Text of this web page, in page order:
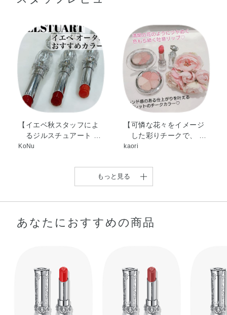
ウロイルグルタミン酸ジ（フィトステリル／オクチルドデ
シル）・ダイマージリノール酸（フィトステリル／イソス
テアリル／セチル／ステアリル／ベヘニル）・ジメチルシ
リル化シリカ・アボカド油・アンズ核油・トコフェロー
ル・ラベンダー油・ローズマリー葉エキス・BHT・DPG・
PEG－9ポリジメチルシロキシエチルジメチコン・（エチ
レン／プロピレン）コポリマー・ジメチコン・トリイソス
テアリン酸イソプロピルチタン・ハイドロゲンジメチコ
ン・ミネラルオイル・メチコン・水酸化Al・炭酸Ca・香
料・酸化チタン・酸化鉄・黄4・赤202
【イエベ秋スタッフによ
るジルスチュアート …
KoNu
【可憐な花々をイメージ
した彩りチークで、 …
kaori
【色もち◎ 吐息リップ
もっと見る
あなたにおすすめの商品